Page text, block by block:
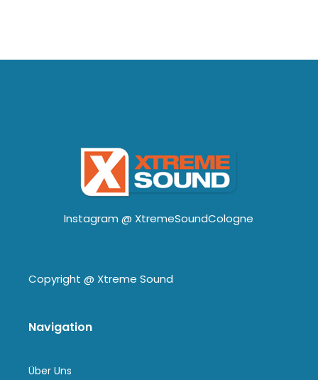
Instagram @ XtremeSoundCologne
Copyright @ Xtreme Sound
Navigation
Über Uns